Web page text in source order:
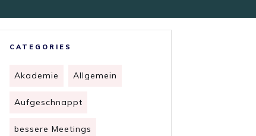
CATEGORIES
Akademie Allgemein
Aufgeschnappt
bessere Meetings